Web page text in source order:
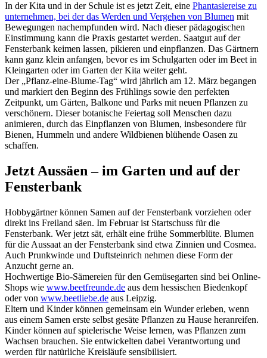
In der Kita und in der Schule ist es jetzt Zeit, eine Phantasiereise zu
unternehmen, bei der das Werden und Vergehen von Blumen mit
Bewegungen nachempfunden wird. Nach dieser pädagogischen
Einstimmung kann die Praxis gestartet werden. Saatgut auf der
Fensterbank keimen lassen, pikieren und einpflanzen. Das Gärtnern
kann ganz klein anfangen, bevor es im Schulgarten oder im Beet in
Kleingarten oder im Garten der Kita weiter geht.
Der „Pflanz-eine-Blume-Tag“ wird jährlich am 12. März begangen
und markiert den Beginn des Frühlings sowie den perfekten
Zeitpunkt, um Gärten, Balkone und Parks mit neuen Pflanzen zu
verschönern. Dieser botanische Feiertag soll Menschen dazu
animieren, durch das Einpflanzen von Blumen, insbesondere für
Bienen, Hummeln und andere Wildbienen blühende Oasen zu
schaffen.
Jetzt Aussäen – im Garten und auf der
Fensterbank
Hobbygärtner können Samen auf der Fensterbank vorziehen oder
direkt ins Freiland säen. Im Februar ist Startschuss für die
Fensterbank. Wer jetzt sät, erhält eine frühe Sommerblüte. Blumen
für die Aussaat an der Fensterbank sind etwa Zinnien und Cosmea.
Auch Prunkwinde und Duftsteinrich nehmen diese Form der
Anzucht gerne an.
Hochwertige Bio-Sämereien für den Gemüsegarten sind bei Online-
Shops wie www.beetfreunde.de aus dem hessischen Biedenkopf
oder von www.beetliebe.de aus Leipzig.
Eltern und Kinder können gemeinsam ein Wunder erleben, wenn
aus einem Samen erste selbst gesäte Pflanzen zu Hause heranreifen.
Kinder können auf spielerische Weise lernen, was Pflanzen zum
Wachsen brauchen. Sie entwickelten dabei Verantwortung und
werden für natürliche Kreisläufe sensibilisiert.